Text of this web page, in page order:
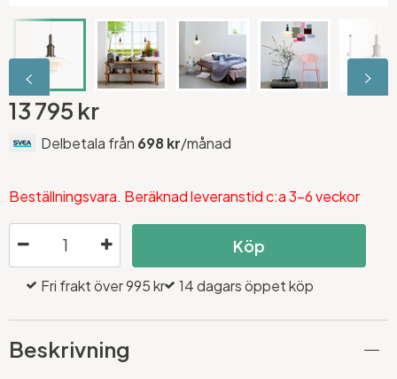
13 795 kr
Delbetala från 698 kr/månad
Beställningsvara. Beräknad leveranstid c:a 3-6 veckor
Köp
Fri frakt över 995 kr 14 dagars öppet köp
Beskrivning